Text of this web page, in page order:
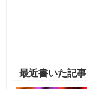
最近書いた記事